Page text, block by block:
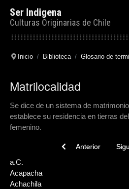
Ser Indigena
Culturas Originarias de Chile
Inicio Biblioteca Glosario de
Matrilocalidad
Se dice de un sistema de
establece su residencia en tierras
femenino.
Previous article: Mauko
Anterior
a.C.
Acapacha
Achachila